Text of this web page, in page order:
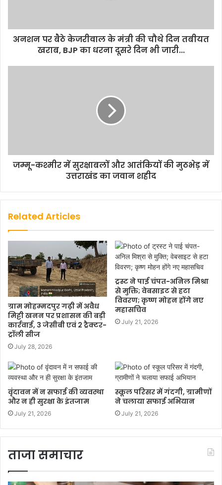
अनशन पर बैठे केजरीवाल के मंत्री की चौथे दिन तबीयत
खराब, BJP का धरना दूसरे दिन भी जारी...
जम्मू-कश्मीर में सुरक्षाबलों और आतंकियों की मुठभेड़ में
उत्तराखंड का जवान शहीद
Related Articles
ग्राम मोहम्मदपुर गढ़ी में अवैध
मिट्टी खनन पर प्रशासन की बड़ी
कार्रवाई, 3 जेसीबी एवं 2 ट्रैक्टर-
ट्रॉली सीज
July 28, 2026
ट्रस्ट ने पाई चंपत-अनिल मिश्रा
से मुक्ति; वेबसाइट से हटा
विवरण; कृष्ण मोहन होंगे नए
महासचिव
July 21, 2026
वृंदावन में न सफाई की व्यवस्था
और न ही सुरक्षा के इंतजाम
July 21, 2026
स्कूल परिसर में गंदगी, ग्रामीणों
ने चलाया सफाई अभियान
July 21, 2026
ताजा समाचार